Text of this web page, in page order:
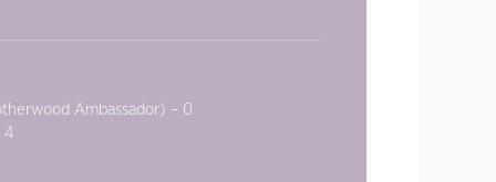
Ambassador) – 0
4